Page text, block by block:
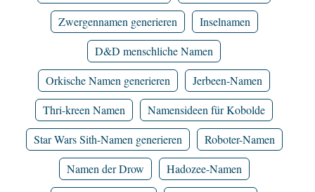
Zwergennamen generieren
Inselnamen
D&D menschliche Namen
Orkische Namen generieren
Jerbeen-Namen
Thri-kreen Namen
Namensideen für Kobolde
Star Wars Sith-Namen generieren
Roboter-Namen
Namen der Drow
Hadozee-Namen